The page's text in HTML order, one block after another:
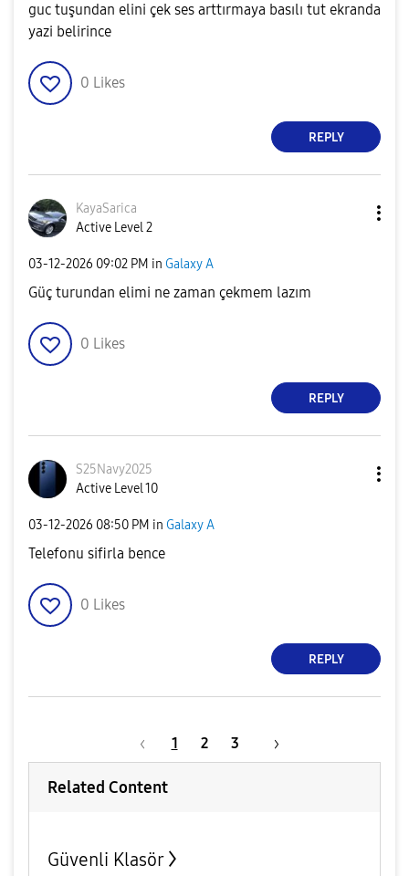
guc tuşundan elini çek ses arttırmaya basılı tut ekranda
yazi belirince
0 Likes
REPLY
KayaSarica
Active Level 2
‎03-12-2026 09:02 PM in Galaxy A
Güç turundan elimi ne zaman çekmem lazım
0 Likes
REPLY
S25Navy2025
Active Level 10
‎03-12-2026 08:50 PM in Galaxy A
Telefonu sifirla bence
0 Likes
REPLY
1 2 3
Related Content
Güvenli Klasör